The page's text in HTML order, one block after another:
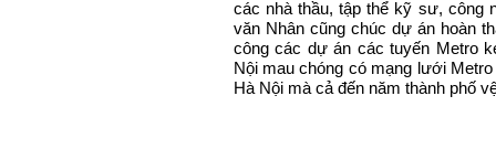
các nhà thầu, tập thể kỹ sư, công
văn Nhân cũng chúc dự án hoàn
công các dự án các tuyến Metro
Nội mau chóng có mạng lưới
Hà Nội mà cả đến năm thành phố